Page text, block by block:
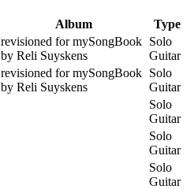
Album
Type
revisioned for mySongBook
by Reli Suyskens
Solo
Guitar
revisioned for mySongBook
by Reli Suyskens
Solo
Guitar
Solo
Guitar
Solo
Guitar
Solo
Guitar